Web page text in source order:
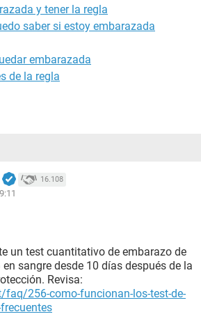
y tener la regla
saber si estoy embarazada
embarazada
de la regla
16.108
un test cuantitativo de embarazo de
sangre desde 10 días después de la
Revisa:
256-como-funcionan-los-test-de-